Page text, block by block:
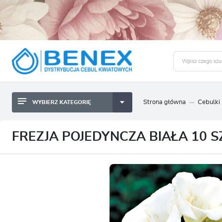
BYLINY SADZONKI BULWY
CEBULKI I SADZONKI WARZYW
SADZONKI TRAW OZDOBNYCH
WYBIERZ KATEGORIĘ
CEBULKI I SADZONKI WARZYW
Strona główna Cebulki
FREZJA POJEDYNCZA BIAŁA 10